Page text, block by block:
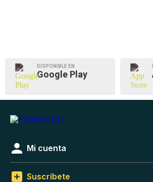
DISPONIBLE EN
Google Play
Mi cuenta
Suscríbete